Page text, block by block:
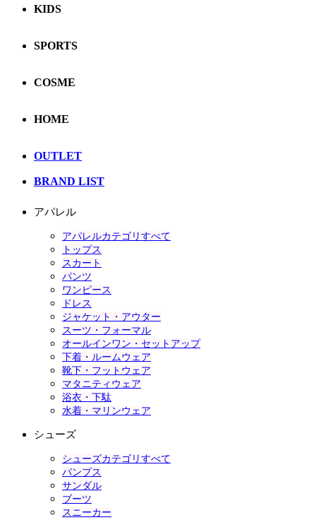
KIDS
SPORTS
COSME
HOME
OUTLET
BRAND LIST
アパレル
アパレルカテゴリすべて
トップス
スカート
パンツ
ワンピース
ドレス
ジャケット・アウター
スーツ・フォーマル
オールインワン・セットアップ
下着・ルームウェア
靴下・フットウェア
マタニティウェア
浴衣・下駄
水着・マリンウェア
シューズ
シューズカテゴリすべて
パンプス
サンダル
ブーツ
スニーカー